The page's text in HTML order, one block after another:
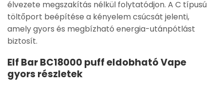
élvezete megszakítás nélkül folytatódjon. A C típusú
töltőport beépítése a kényelem csúcsát jelenti,
amely gyors és megbízható energia-utánpótlást
biztosít.
Elf Bar BC18000 puff eldobható Vape
gyors részletek